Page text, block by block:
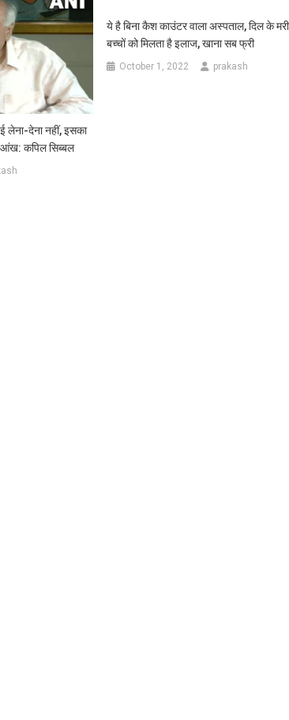
लेना-देना नहीं, इसका
आंख: कपिल सिब्बल
ये है बिना कैश काउंटर वाला अस्‍पताल, दिल के
बच्‍चों को मिलता है इलाज, खाना सब फ्री
October 1, 2022 prakash